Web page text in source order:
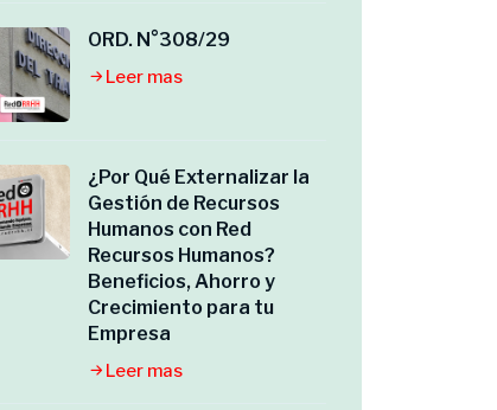
ORD. N°308/29
Leer mas
¿Por Qué Externalizar la
Gestión de Recursos
Humanos con Red
Recursos Humanos?
Beneficios, Ahorro y
Crecimiento para tu
Empresa
Leer mas